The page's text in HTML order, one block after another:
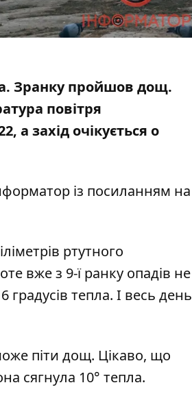
Зранку пройшов дощ.
повітря
а захід очікується о
із посиланням на
ртутного
вже з 9-ї ранку опадів не
тепла. І весь день
піти дощ. Цікаво, що
сягнула 10° тепла.